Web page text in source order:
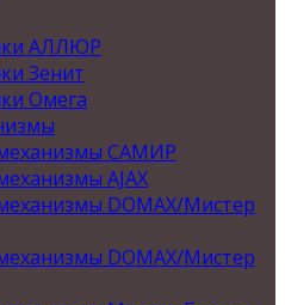
АЛЛЮР
Зенит
Омега
САМИР
AJAX
DOMAX/Мистер
DOMAX/Мистер